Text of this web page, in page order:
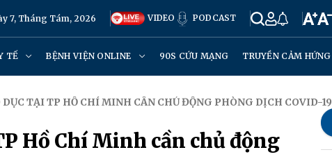
7, Tháng Tám, 2026 VIDEO PODCAST
TẾ BỆNH VIỆN ONLINE 90S CỨU MẠNG TRUYỀN CẢM HỨNG
DỤC TẠI TP HỒ CHÍ MINH CẦN CHỦ ĐỘNG PHÒNG DỊCH COVID-19
Hồ Chí Minh cần chủ động